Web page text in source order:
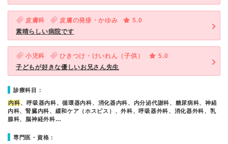
皮膚科 皮膚の発疹・かゆみ
5.0
素晴らしい病院です
小児科 ひきつけ・けいれん（子供）
5.0
子どもが好きな優しいお兄さん先生
診療科目：
内科、呼吸器内科、循環器内科、消化器内科、内分泌代謝科、糖尿病科、神経
内科、腎臓内科、緩和ケア（ホスピス）、外科、呼吸器外科、消化器外科、乳
腺科、脳神経外科…
専門医・資格：